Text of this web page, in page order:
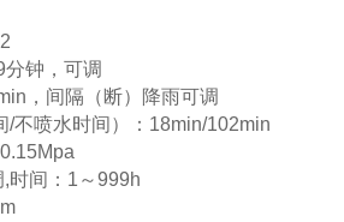
钟，可调
，间隔（断）降雨可调
/不喷水时间）：18min/102min
时间：1～999h